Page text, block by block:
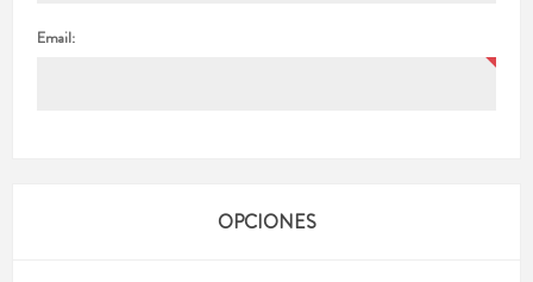
Email:
OPCIONES